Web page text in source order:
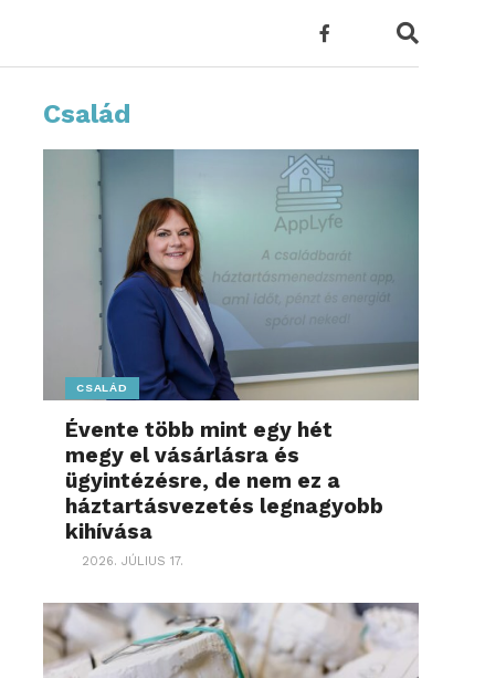
Család
CSALÁD
Évente több mint egy hét
megy el vásárlásra és
ügyintézésre, de nem ez a
háztartásvezetés legnagyobb
kihívása
2026. JÚLIUS 17.